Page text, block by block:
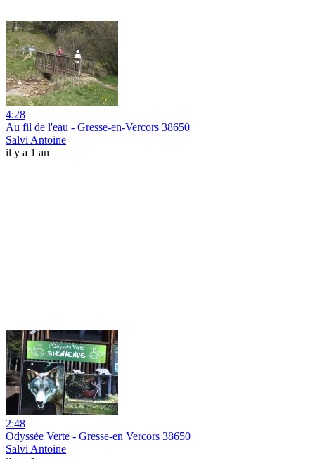
4:28
Au fil de l'eau - Gresse-en-Vercors 38650
Salvi Antoine
il y a 1 an
2:48
Odyssée Verte - Gresse-en Vercors 38650
Salvi Antoine